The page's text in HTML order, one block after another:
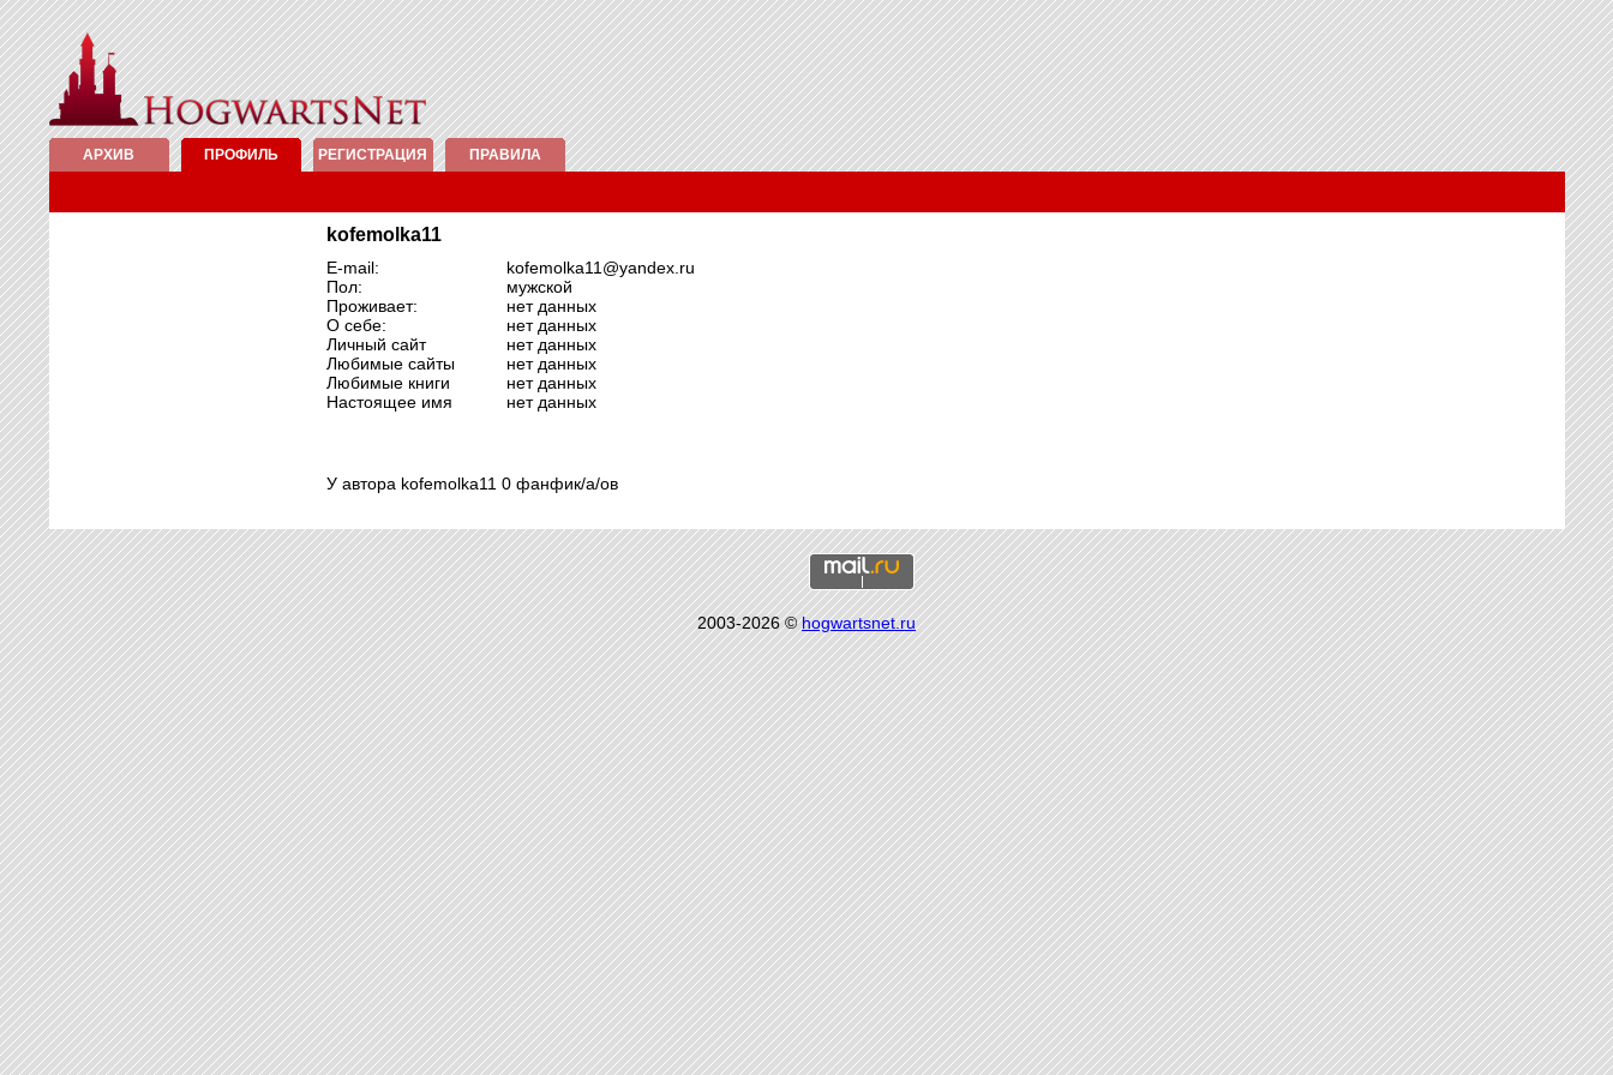
АРХИВ ПРОФИЛЬ РЕГИСТРАЦИЯ ПРАВИЛА
kofemolka11
E-mail:
kofemolka11@yandex.ru
Пол:
мужской
Проживает:
нет данных
О себе:
нет данных
Личный сайт
нет данных
Любимые сайты
нет данных
Любимые книги
нет данных
Настоящее имя
нет данных
У автора kofemolka11 0 фанфик/а/ов
2003-2026 ©hogwartsnet.ru